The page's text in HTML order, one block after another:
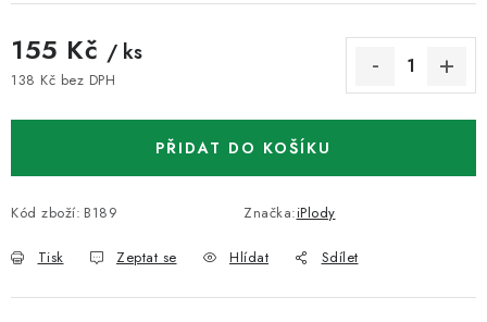
155 Kč / ks
138 Kč bez DPH
PŘIDAT DO KOŠÍKU
Kód zboží: B189 Značka:iPlody
Tisk Zeptat se Hlídat Sdílet